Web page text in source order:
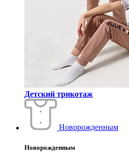
Детский трикотаж
Новорожденным
Новорожденным